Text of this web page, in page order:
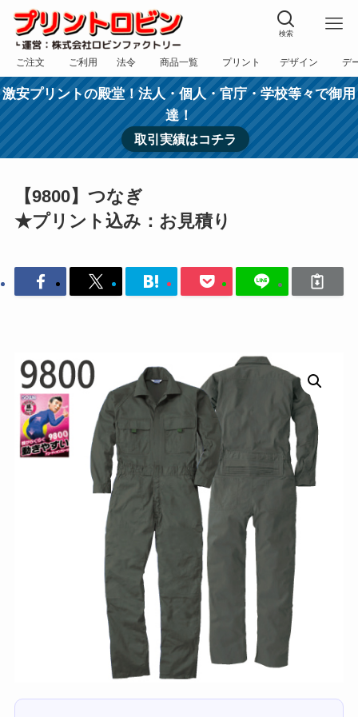
検索
ご注文
フォーム
ご利用
規約
法令
表記
商品一覧
カテゴリー
プリント
方法
デザイン
依頼
デ
入
激安プリントの殿堂！法人・個人・官庁・学校等々で御用
達！
取引実績はコチラ
【9800】つなぎ
★プリント込み：お見積り